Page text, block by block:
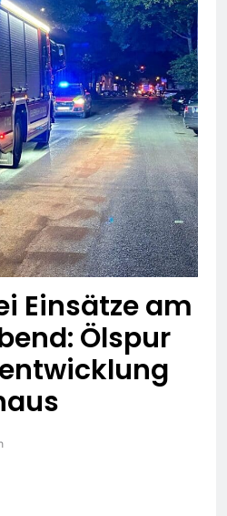
Einsätze am
Ölspur